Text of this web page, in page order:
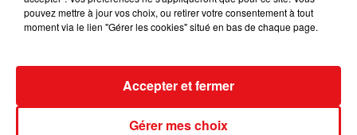
pouvez mettre à jour vos choix, ou retirer votre consentement à tout
moment via le lien "Gérer les cookies" situé en bas de chaque page.
Gérer mes choix
Accepter et fermer